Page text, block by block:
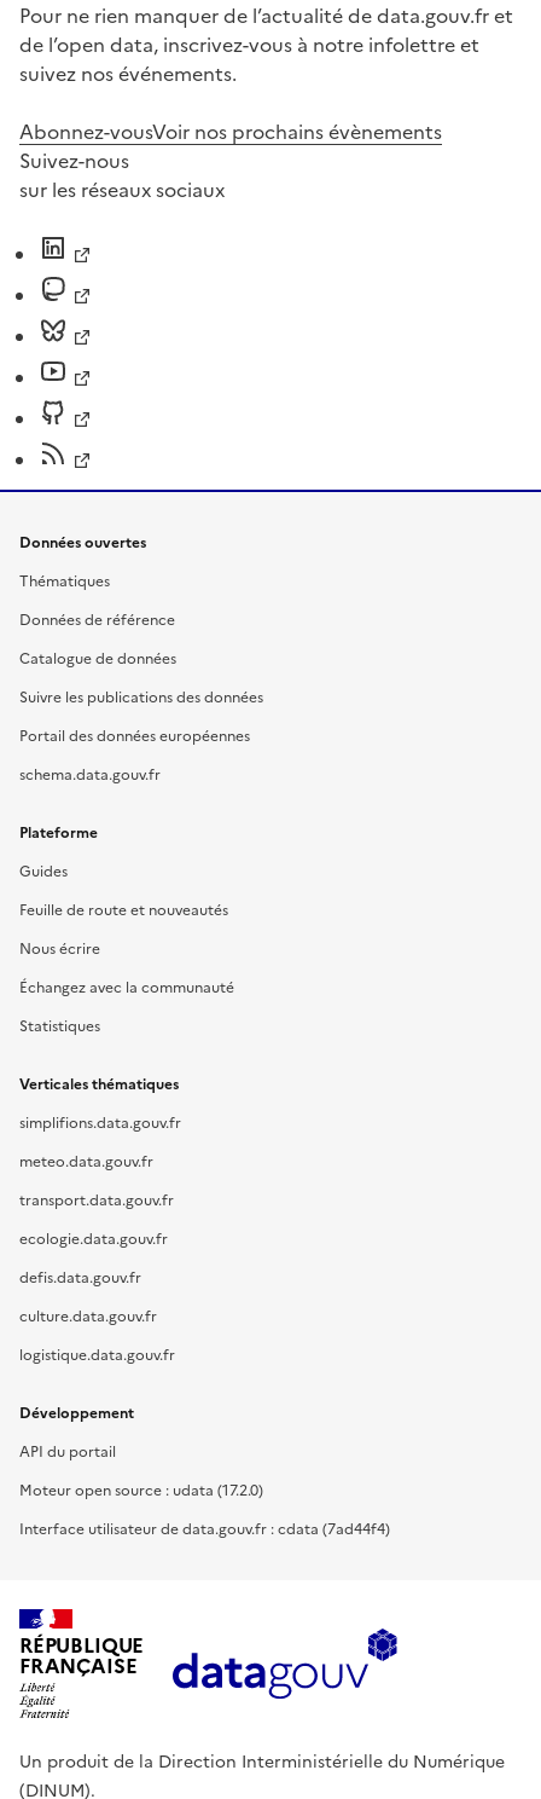
Pour ne rien manquer de l’actualité de data.gouv.fr et
de l’open data, inscrivez-vous à notre infolettre et
suivez nos événements.
Abonnez-vousVoir nos prochains évènements
Suivez-nous
sur les réseaux sociaux
Données ouvertes
Thématiques
Données de référence
Catalogue de données
Suivre les publications des données
Portail des données européennes
schema.data.gouv.fr
Plateforme
Guides
Feuille de route et nouveautés
Nous écrire
Échangez avec la communauté
Statistiques
Verticales thématiques
simplifions.data.gouv.fr
meteo.data.gouv.fr
transport.data.gouv.fr
ecologie.data.gouv.fr
defis.data.gouv.fr
culture.data.gouv.fr
logistique.data.gouv.fr
Développement
API du portail
Moteur open source : udata (17.2.0)
Interface utilisateur de data.gouv.fr : cdata (7ad44f4)
RÉPUBLIQUE
FRANÇAISE
Un produit de la Direction Interministérielle du Numérique
(DINUM).